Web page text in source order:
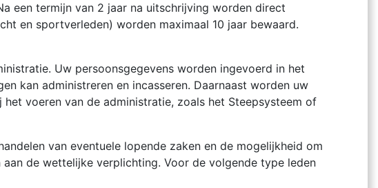
een termijn van 2 jaar na uitschrijving worden direct
en sportverleden) worden maximaal 10 jaar bewaard.
Uw persoonsgegevens worden ingevoerd in het
kan administreren en incasseren. Daarnaast worden uw
voeren van de administratie, zoals het Steepsysteem of
van eventuele lopende zaken en de mogelijkheid om
de wettelijke verplichting. Voor de volgende type leden